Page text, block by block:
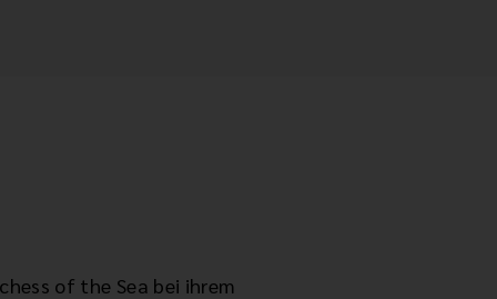
of the Sea bei ihrem